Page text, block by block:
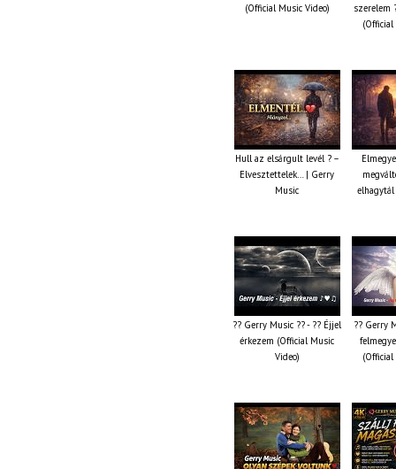
(Official Music Video)
szerelem
(Official
Hull az elsárgult levél ? –
Elvesztettelek… | Gerry
Music
?? Gerry Music ?? - ?? Éjjel
érkezem (Official Music
Video)
?? Gerry
(Official